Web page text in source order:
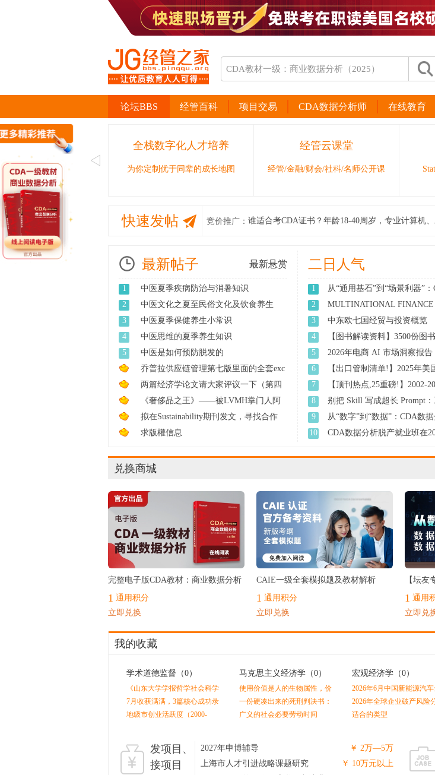
经管百科 项目交易 CDA数据分析师 在线教育
论坛BBS
全栈数字化人才培养
为你定制优于同辈的成长地图
经管云课堂
经管/金融/财会/社科/名师公开课
快速发帖 竞价推广： 谁适合考CDA证书？年龄18-40周岁，专业计算机
最新帖子 最新悬赏
1
中医夏季疾病防治与消暑知识
2
中医文化之夏至民俗文化及饮食养生
3
中医夏季保健养生小常识
4
中医思维的夏季养生知识
5
中医是如何预防脱发的
乔普拉供应链管理第七版里面的全套exc
e ...
两篇经济学论文请大家评议一下（第四
轮 ...
《奢侈品之王》——被LVMH掌门人阿
尔诺 ...
拟在Sustainability期刊发文，寻找合作
...
求版權信息
二日人气
1
从“通用基石”到“场景利器”
...
2
MULTINATIONAL FINANCE
EVALUATING THE ...
3
中东欧七国经贸与投资概览
4
【图书解读资料】3500份图
资 ...
5
2026年电商 AI 市场洞察报告
6
【出口管制清单!】2025年美
实 ...
7
【顶刊热点,25重磅!】2002-
司 ...
8
别把 Skill 写成超长 Prompt
...
9
从“数字”到“数据”：CDA数
...
10
CDA数据分析脱产就业班在
兑换商城
最热
完整电子版CDA教材：商业数据分析
1 通用积分
立即兑换
CAIE一级全套模拟题及教材解析
1 通用积分
立即兑换
最热
【坛友
1 通用
立即兑
我的收藏
学术道德监督 （0）
《山东大学学报哲学社会科学
版》终审后又外审？
7月收获满满，3篇核心成功录
用！！！感谢指导老师的辛苦
地级市创业活跃度（2000-
马克思主义经济学 （0）
使用价值是人的生物属性，价
值是人的社会属性
一份硬凑出来的死刑判决书：
剩余价值理论（黄佶）
广义的社会必要劳动时间
宏观经济学 （0）
2026年6月中国新能源汽
产业链数据分析报告
2026年全球企业破产风险
报告
适合的类型
发项目、
接项目
￥ 2万—5万
2027年申博辅导
￥ 10万元以上
上海市人才引进战略课题研究